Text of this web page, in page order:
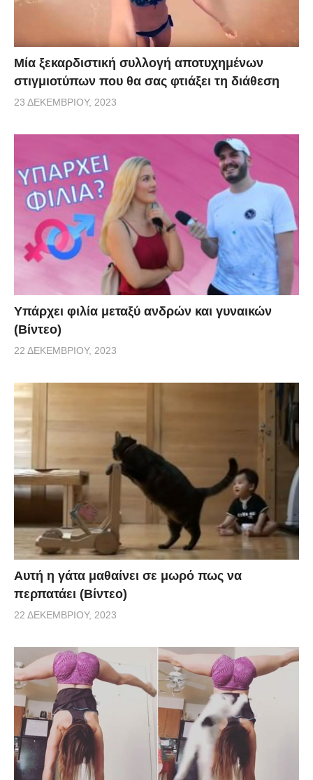
Μία ξεκαρδιστική συλλογή αποτυχημένων
στιγμιοτύπων που θα σας φτιάξει τη διάθεση
23 ΔΕΚΕΜΒΡΊΟΥ, 2023
Υπάρχει φιλία μεταξύ ανδρών και γυναικών
(Βίντεο)
22 ΔΕΚΕΜΒΡΊΟΥ, 2023
Αυτή η γάτα μαθαίνει σε μωρό πως να
περπατάει (Βίντεο)
22 ΔΕΚΕΜΒΡΊΟΥ, 2023